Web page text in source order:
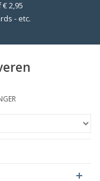
2,95
- etc.